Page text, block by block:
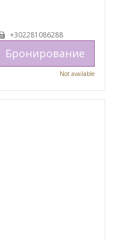
+302281086288
Бронирование
Not available